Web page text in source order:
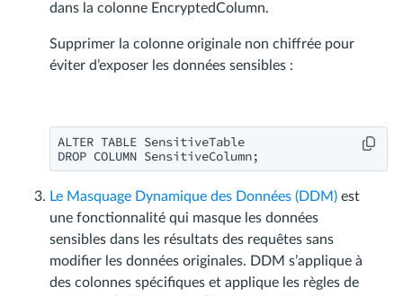
dans la colonne EncryptedColumn.
Supprimer la colonne originale non chiffrée pour
éviter d’exposer les données sensibles :
ALTER TABLE SensitiveTable
DROP COLUMN SensitiveColumn;
Le Masquage Dynamique des Données (DDM) est
une fonctionnalité qui masque les données
sensibles dans les résultats des requêtes sans
modifier les données originales. DDM s’applique à
des colonnes spécifiques et applique les règles de